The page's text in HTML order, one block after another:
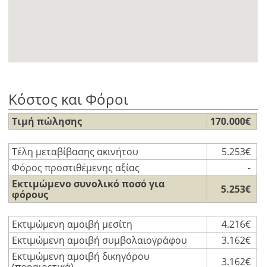
Κόστος και Φόροι
Τιμή πώλησης 170.000€
Τέλη μεταβίβασης ακινήτου
5.253€
Φόρος προστιθέμενης αξίας
-
Εκτιμώμενο συνολικό ποσό για
φόρους
5.253€
Εκτιμώμενη αμοιβή μεσίτη
4.216€
Εκτιμώμενη αμοιβή συμβολαιογράφου
3.162€
Εκτιμώμενη αμοιβή δικηγόρου
3.162€